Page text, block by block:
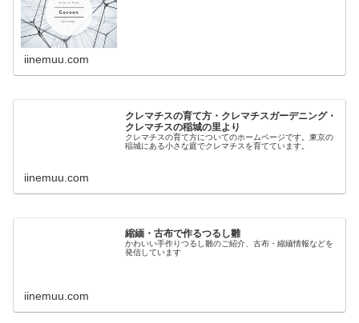
iinemuu.com
クレマチスの育て方・クレマチスガーデニング・
クレマチスの稲城の里より
クレマチスの育て方についてのホームページです。東京の
稲城にある小さな庭でクレマチスを育てています。
iinemuu.com
縮緬・古布で作るつるし雛
かわいい手作りつるし雛のご紹介、古布・縮緬情報などを
発信しています
iinemuu.com